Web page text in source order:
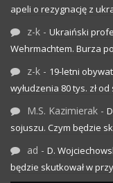
apeli o rezygnację z
z-k - Ukraiński
Wehrmachtem. Burza
z-k - 19-letni
wyłudzenia 80 tys. zł
M.S. Kazimierak -
sojuszu. Czym będzie
ad - D.
będzie skutkował w